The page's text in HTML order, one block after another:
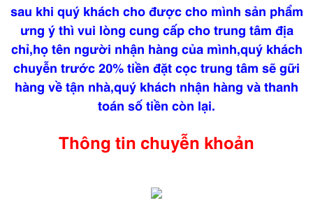
sau khi quý khách cho được cho mình sản phẩm
ưng ý thì vui lòng cung cấp cho trung tâm địa
chỉ,họ tên người nhận hàng của mình,quý khách
chuyễn trước 20% tiền đặt cọc trung tâm sẽ gữi
hàng về tận nhà,quý khách nhận hàng và thanh
toán số tiền còn lại.
Thông tin chuyễn khoản